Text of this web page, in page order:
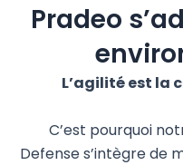
Pradeo
L’agilitéest la
C’est pourquoi
Defenses’intègrede